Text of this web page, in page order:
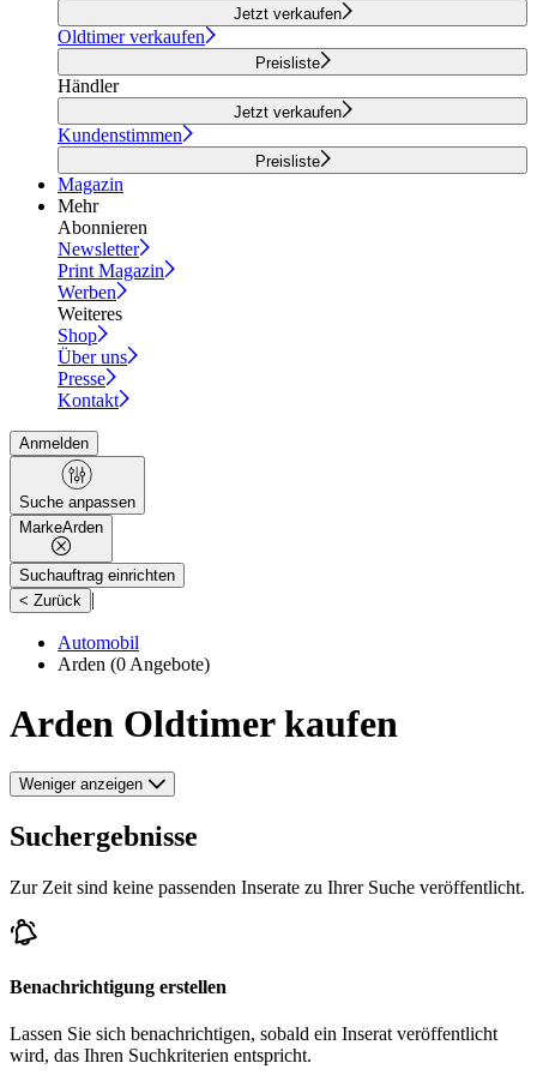
Jetzt verkaufen
Oldtimer verkaufen
Preisliste
Händler
Jetzt verkaufen
Kundenstimmen
Preisliste
Magazin
Mehr
Abonnieren
Newsletter
Print Magazin
Werben
Weiteres
Shop
Über uns
Presse
Kontakt
Anmelden
Suche anpassen
MarkeArden
Suchauftrag einrichten
< Zurück |
Automobil
Arden (0 Angebote)
Arden Oldtimer kaufen
Weniger anzeigen
Suchergebnisse
Zur Zeit sind keine passenden Inserate zu Ihrer Suche veröffentlicht.
Benachrichtigung erstellen
Lassen Sie sich benachrichtigen, sobald ein Inserat veröffentlicht
wird, das Ihren Suchkriterien entspricht.